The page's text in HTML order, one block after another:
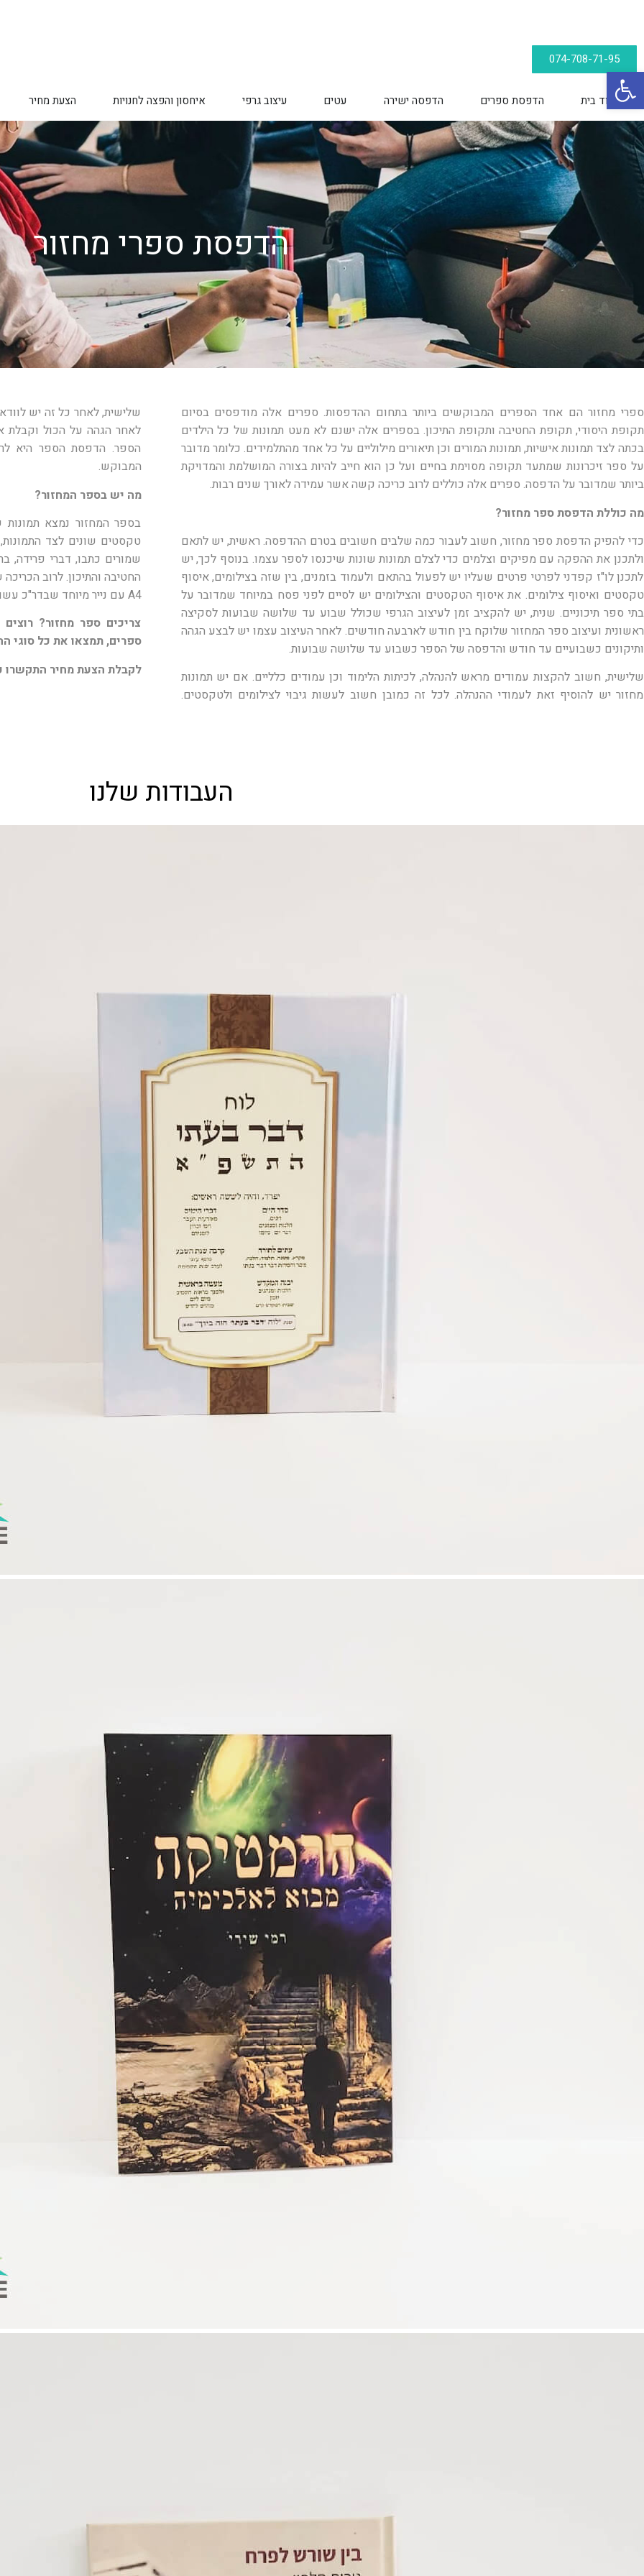
074-708-71-95
עמוד בית הדפסת ספרים הדפסה ישירה עטים עיצוב גרפי איחסון והפצה לחנויות הצעת מחיר
הדפסת ספרי מחזור
ספרי מחזור הם אחד הספרים המבוקשים ביותר בתחום ההדפסות. ספרים אלה מודפסים בסיום
תקופת היסודי, תקופת החטיבה ותקופת התיכון. בספרים אלה ישנם לא מעט תמונות של כל הילדים
בכתה לצד תמונות אישיות, תמונות המורים וכן תיאורים מילוליים על כל אחד מהתלמידים. כלומר מדובר
על ספר זיכרונות שמתעד תקופה מסוימת בחיים ועל כן הוא חייב להיות בצורה המושלמת והמדויקת
ביותר שמדובר על הדפסה. ספרים אלה כוללים לרוב כריכה קשה אשר עמידה לאורך שנים רבות.
מה כוללת הדפסת ספר מחזור?
כדי להפיק הדפסת ספר מחזור, חשוב לעבור כמה שלבים חשובים בטרם ההדפסה. ראשית, יש לתאם
ולתכנן את ההפקה עם מפיקים וצלמים כדי לצלם תמונות שונות שיכנסו לספר עצמו. בנוסף לכך, יש
לתכנן לו"ז קפדני לפרטי פרטים שעליו יש לפעול בהתאם ולעמוד בזמנים, בין שזה בצילומים, איסוף
טקסטים ואיסוף צילומים. את איסוף הטקסטים והצילומים יש לסיים לפני פסח במיוחד שמדובר על
בתי ספר תיכוניים. שנית, יש להקציב זמן לעיצוב הגרפי שכולל שבוע עד שלושה שבועות לסקיצה
ראשונית ועיצוב ספר המחזור שלוקח בין חודש לארבעה חודשים. לאחר העיצוב עצמו יש לבצע הגהה
ותיקונים כשבועיים עד חודש והדפסה של הספר כשבוע עד שלושה שבועות.
שלישית, חשוב להקצות עמודים מראש להנהלה, לכיתות הלימוד וכן עמודים כלליים. אם יש תמונות
מחזור יש להוסיף זאת לעמודי ההנהלה. לכל זה כמובן חשוב לעשות גיבוי לצילומים ולטקסטים.
שלישית, לאחר כל זה יש
לאחר הגהה על הכול
הספר. הדפסת הספר היא
המבוקש.
מה יש בספר המחזור?
בספר המחזור נמצא תמונות
טקסטים שונים לצד
שמורים כתבו, דברי פרידה,
A4 עם נייר מיוחד שבדר"כ עשוי מכרומו עבה וקשיח.
צריכים ספר מחזור?
ספרים, תמצאו את כל סוגי
לקבלת הצעת מחיר התקשרו
העבודות שלנו
פתח סרגל נגישות